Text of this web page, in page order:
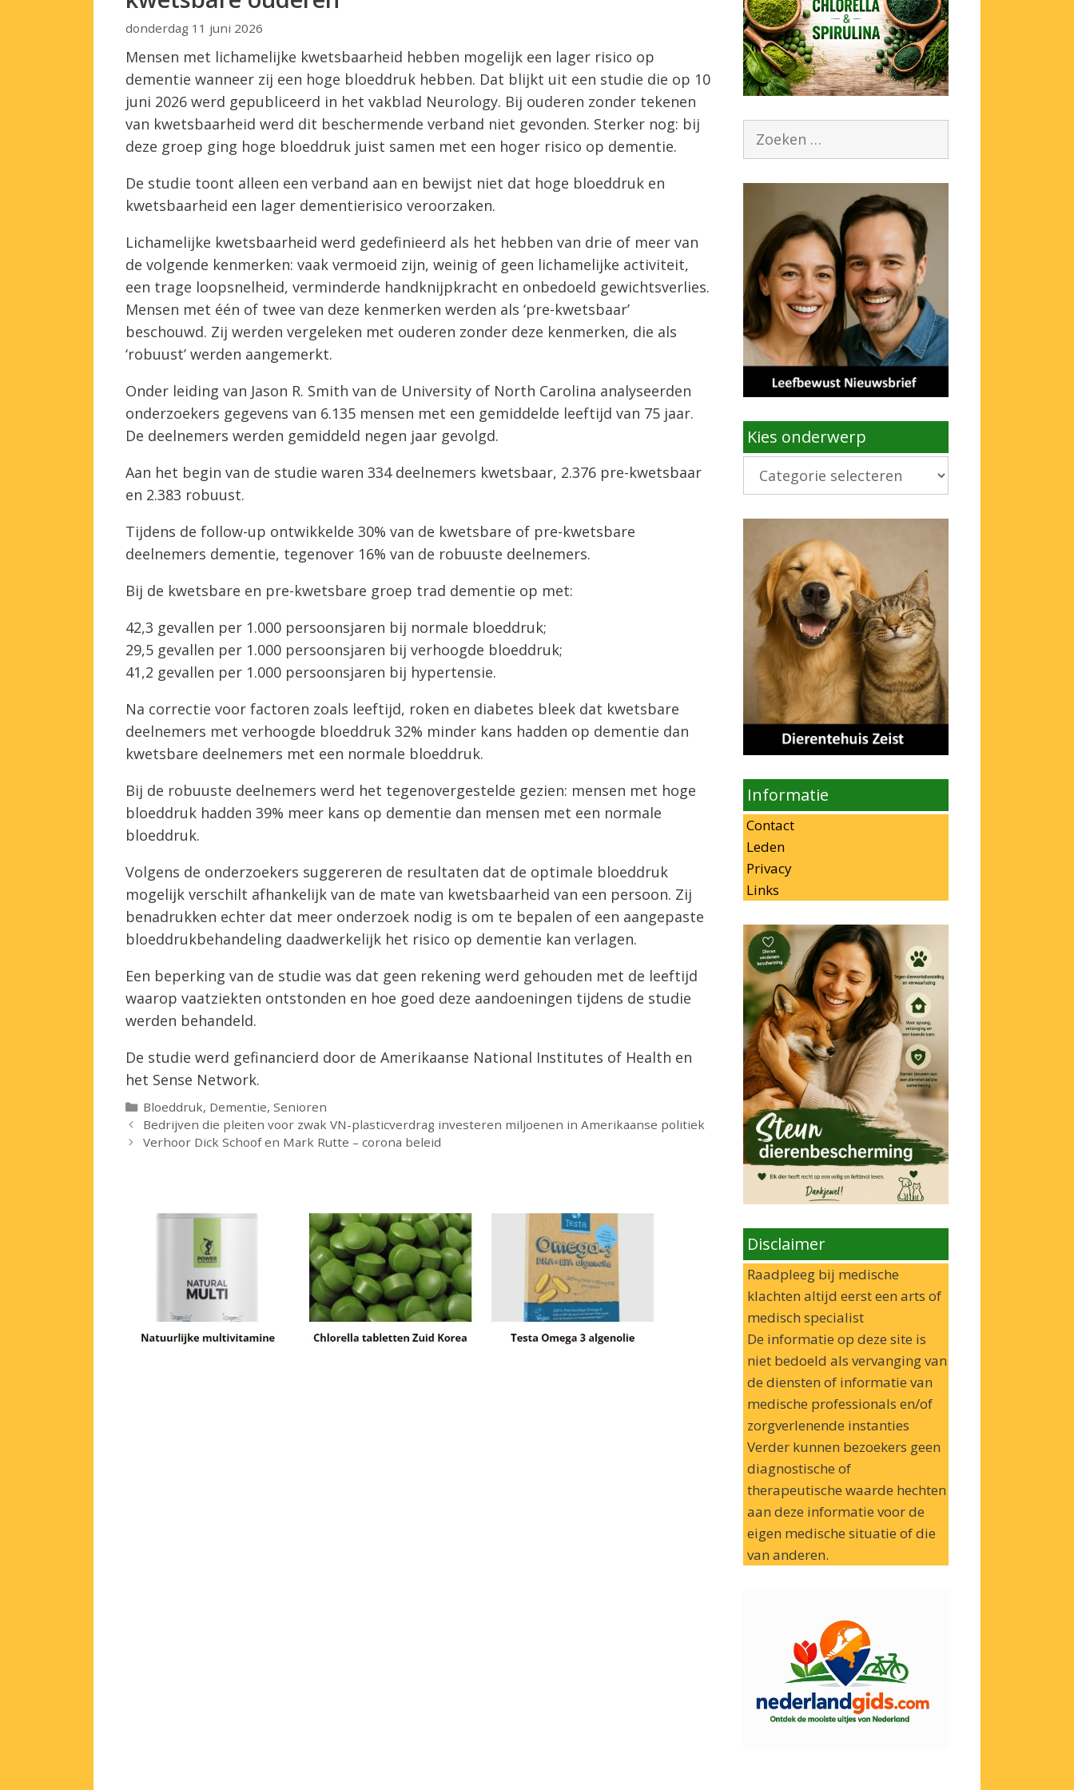
donderdag 11 juni 2026
Mensen met lichamelijke kwetsbaarheid hebben mogelijk een lager risico op
dementie wanneer zij een hoge bloeddruk hebben. Dat blijkt uit een studie die op 10
juni 2026 werd gepubliceerd in het vakblad Neurology. Bij ouderen zonder tekenen
van kwetsbaarheid werd dit beschermende verband niet gevonden. Sterker nog: bij
deze groep ging hoge bloeddruk juist samen met een hoger risico op dementie.
De studie toont alleen een verband aan en bewijst niet dat hoge bloeddruk en
kwetsbaarheid een lager dementierisico veroorzaken.
Lichamelijke kwetsbaarheid werd gedefinieerd als het hebben van drie of meer van
de volgende kenmerken: vaak vermoeid zijn, weinig of geen lichamelijke activiteit,
een trage loopsnelheid, verminderde handknijpkracht en onbedoeld gewichtsverlies.
Mensen met één of twee van deze kenmerken werden als ‘pre-kwetsbaar’
beschouwd. Zij werden vergeleken met ouderen zonder deze kenmerken, die als
‘robuust’ werden aangemerkt.
Onder leiding van Jason R. Smith van de University of North Carolina analyseerden
onderzoekers gegevens van 6.135 mensen met een gemiddelde leeftijd van 75 jaar.
De deelnemers werden gemiddeld negen jaar gevolgd.
Aan het begin van de studie waren 334 deelnemers kwetsbaar, 2.376 pre-kwetsbaar
en 2.383 robuust.
Tijdens de follow-up ontwikkelde 30% van de kwetsbare of pre-kwetsbare
deelnemers dementie, tegenover 16% van de robuuste deelnemers.
Bij de kwetsbare en pre-kwetsbare groep trad dementie op met:
42,3 gevallen per 1.000 persoonsjaren bij normale bloeddruk;
29,5 gevallen per 1.000 persoonsjaren bij verhoogde bloeddruk;
41,2 gevallen per 1.000 persoonsjaren bij hypertensie.
Na correctie voor factoren zoals leeftijd, roken en diabetes bleek dat kwetsbare
deelnemers met verhoogde bloeddruk 32% minder kans hadden op dementie dan
kwetsbare deelnemers met een normale bloeddruk.
Bij de robuuste deelnemers werd het tegenovergestelde gezien: mensen met hoge
bloeddruk hadden 39% meer kans op dementie dan mensen met een normale
bloeddruk.
Volgens de onderzoekers suggereren de resultaten dat de optimale bloeddruk
mogelijk verschilt afhankelijk van de mate van kwetsbaarheid van een persoon. Zij
benadrukken echter dat meer onderzoek nodig is om te bepalen of een aangepaste
bloeddrukbehandeling daadwerkelijk het risico op dementie kan verlagen.
Een beperking van de studie was dat geen rekening werd gehouden met de leeftijd
waarop vaatziekten ontstonden en hoe goed deze aandoeningen tijdens de studie
werden behandeld.
De studie werd gefinancierd door de Amerikaanse National Institutes of Health en
het Sense Network.
Categorieën
Bloeddruk, Dementie,Senioren
Bedrijven die pleiten voor zwak VN-plasticverdrag investeren miljoenen in Amerikaanse politiek
Verhoor Dick Schoof en Mark Rutte – corona beleid
Zoek
Kies onderwerp
Kies
onderwerp
Informatie
Contact
Leden
Privacy
Links
Disclaimer
Raadpleeg bij medische
klachten altijd eerst een arts of
medisch specialist
De informatie op deze site is
niet bedoeld als vervanging van
de diensten of informatie van
medische professionals en/of
zorgverlenende instanties
Verder kunnen bezoekers geen
diagnostische of
therapeutische waarde hechten
aan deze informatie voor de
eigen medische situatie of die
van anderen.